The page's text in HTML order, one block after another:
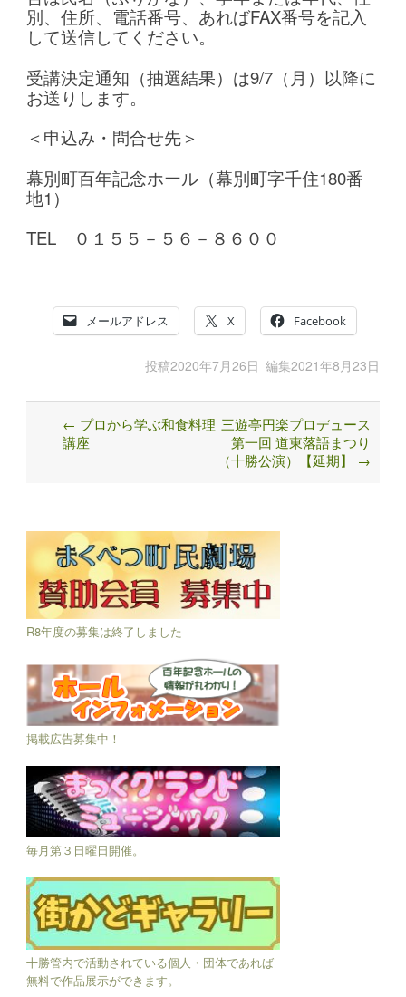
別、住所、電話番号、あればFAX番号を記入
して送信してください。
受講決定通知（抽選結果）は9/7（月）以降に
お送りします。
＜申込み・問合せ先＞
幕別町百年記念ホール（幕別町字千住180番
地1）
TEL ０１５５－５６－８６００
メールアドレス X Facebook
投稿2020年7月26日 編集2021年8月23日
Post
navigation
← プロから学ぶ和食料理
講座
三遊亭円楽プロデュース
第一回 道東落語まつり
（十勝公演）【延期】
→
R8年度の募集は終了しました
掲載広告募集中！
毎月第３日曜日開催。
十勝管内で活動されている個人・団体であれば
無料で作品展示ができます。